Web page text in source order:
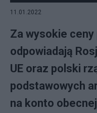
11.01.2022
Za wysokie ceny
odpowiadają
UE oraz polski
podstawowych
na konto